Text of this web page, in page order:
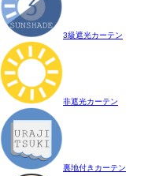
3級遮光カーテン
非遮光カーテン
裏地付きカーテン